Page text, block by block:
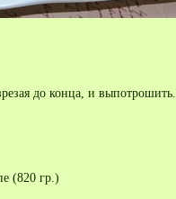
до конца, и выпотрошить.
(820 гр.)